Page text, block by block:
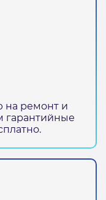
на ремонт и
гарантийные